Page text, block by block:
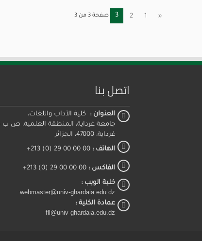
صفحة 3 من 3 «
1
2
3
اتصل بنا
العنوان : كلية الآداب واللغات،
غرداية، 47000، الجزائر
الهاتف : 00 00 00 29 (0) 213+
الفاكس : 00 00 00 29 (0) 213+
خلية الويب :
webmaster@univ-ghardaia.edu.dz
عمادة الكلية :
fll@univ-ghardaia.edu.dz